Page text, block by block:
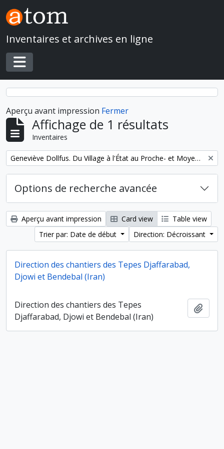
Skip to main content
Inventaires et archives en ligne
Toggle navigation
Aperçu avant impression Fermer
Affichage de 1 résultats
Inventaires
Remove filter: Geneviève Dollfus. Du Village à l'État au Proche- et Moyen-Orient
Options de recherche avancée
Aperçu avant impression Card view
Table view
Trier par: Date de début
Direction: Décroissant
Direction des chantiers des Tepes Djaffarabad,
Djowi et Bendebal (Iran)
Direction des chantiers des Tepes
Djaffarabad, Djowi et Bendebal (Iran)